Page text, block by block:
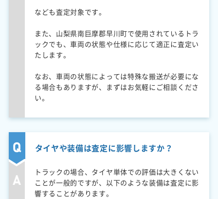
なども査定対象です。
また、山梨県南巨摩郡早川町で使用されているトラ
ックでも、車両の状態や仕様に応じて適正に査定い
たします。
なお、車両の状態によっては特殊な搬送が必要にな
る場合もありますが、まずはお気軽にご相談くださ
い。
タイヤや装備は査定に影響しますか？
トラックの場合、タイヤ単体での評価は大きくない
ことが一般的ですが、以下のような装備は査定に影
響することがあります。